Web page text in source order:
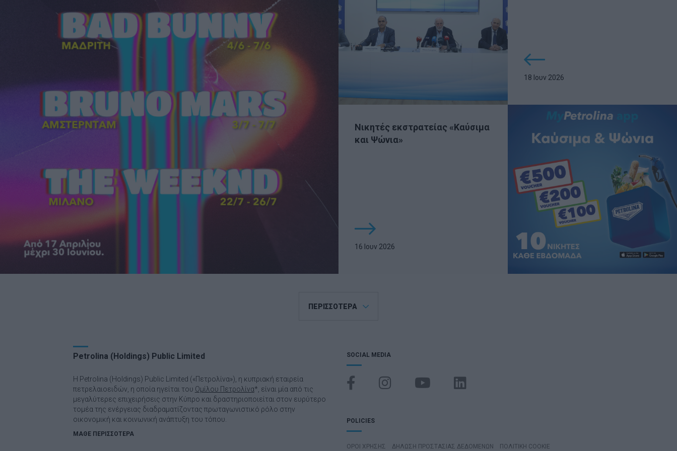
18 Ιουν 2026
Νικητές εκστρατείας «Καύσιμα
και Ψώνια»
16 Ιουν 2026
ΠΕΡΙΣΣΟΤΕΡΑ
Petrolina (Holdings) Public Limited
Η Petrolina (Holdings) Public Limited («Πετρολίνα»), η κυπριακή εταιρεία
πετρελαιοειδών, η οποία ηγείται του Ομίλου Πετρολίνα*, είναι μία από τις
μεγαλύτερες επιχειρήσεις στην Κύπρο και δραστηριοποιείται στον ευρύτερο
τομέα της ενέργειας διαδραματίζοντας πρωταγωνιστικό ρόλο στην
οικονομική και κοινωνική ανάπτυξη του τόπου.
ΜΑΘΕ ΠΕΡΙΣΣΟΤΕΡΑ
SOCIAL MEDIA
POLICIES
ΌΡΟΙ ΧΡΉΣΗΣ ΔΗΛΩΣΗ ΠΡΟΣΤΑΣΙΑΣ ΔΕΔΟΜΕΝΩΝ ΠΟΛΙΤΙΚΗ COOKIE